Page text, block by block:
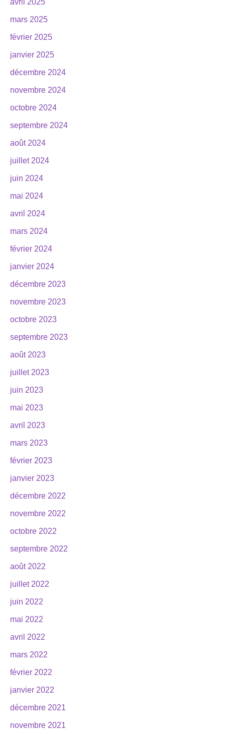
avril 2025
mars 2025
février 2025
janvier 2025
décembre 2024
novembre 2024
octobre 2024
septembre 2024
août 2024
juillet 2024
juin 2024
mai 2024
avril 2024
mars 2024
février 2024
janvier 2024
décembre 2023
novembre 2023
octobre 2023
septembre 2023
août 2023
juillet 2023
juin 2023
mai 2023
avril 2023
mars 2023
février 2023
janvier 2023
décembre 2022
novembre 2022
octobre 2022
septembre 2022
août 2022
juillet 2022
juin 2022
mai 2022
avril 2022
mars 2022
février 2022
janvier 2022
décembre 2021
novembre 2021